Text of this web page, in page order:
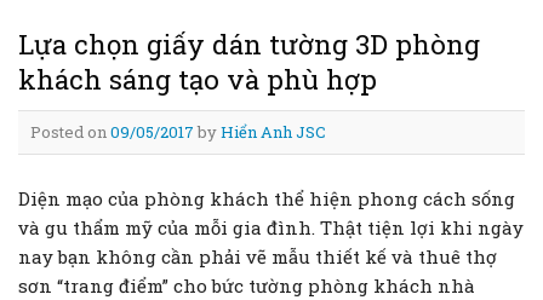
Lựa chọn giấy dán tường 3D phòng
khách sáng tạo và phù hợp
Posted on09/05/2017 byHiển Anh JSC
Diện mạo của phòng khách thể hiện phong cách sống
và gu thẩm mỹ của mỗi gia đình. Thật tiện lợi khi ngày
nay bạn không cần phải vẽ mẫu thiết kế và thuê thợ
sơn “trang điểm” cho bức tường phòng khách nhà